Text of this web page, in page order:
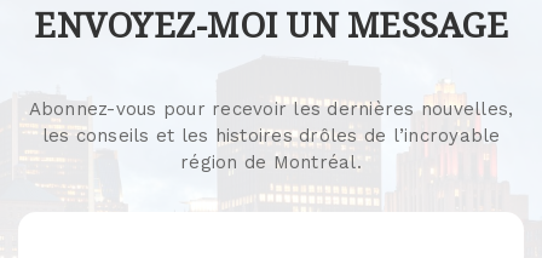
ENVOYEZ-MOI UN MESSAGE
Abonnez-vous pour recevoir les dernières nouvelles,
les conseils et les histoires drôles de l’incroyable
région de Montréal.